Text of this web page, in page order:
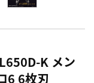
K メン
6 6枚刃